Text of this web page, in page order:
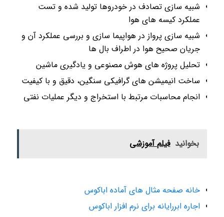
شبیه سازی تصادف در خودروها تولید شده و تست
عملکرد کیسه های هوا
شبیه سازی پرواز در هواپیما سازی و بررسی عملکرد آن و
جریان صحیح هوا در اطراف بال ها
تحلیل پروژه های هوش مصنوعی و یادگیری ماشین
ساخت انیمیشن های گرافیکی سنگین، دقیق و با کیفیت
انجام محاسبات مرتبط با استخراج و دیگر عملیات نفتی
بخوانید فیلم آموزشی
خانه صفحه مثال های آماده اباکوس
اجاره ابررایانه برای نرم افزار اباکوس